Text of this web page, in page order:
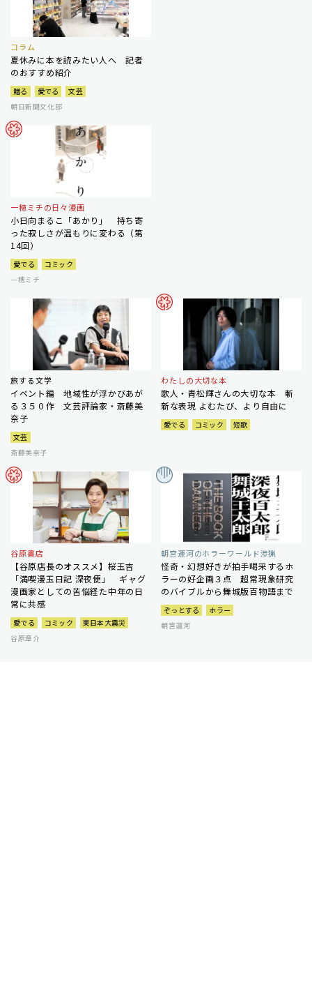
コラム
夏休みに本を読みたい人へ 記者
のおすすめ紹介
贈る 愛でる
文芸
朝日新聞文化部
一穂ミチの日々漫画
小日向まるこ「あかり」 持ち寄
った寂しさが温もりに変わる（第
14回）
愛でる
コミック
一穂ミチ
旅する文学
イベント編 地域性が浮かびあが
る３５０作 文芸評論家・斎藤美
奈子
文芸
斎藤美奈子
わたしの大切な本
歌人・青松輝さんの大切な本 斬
新な表現 よむたび、より自由に
愛でる コミック 短歌
谷原書店
【谷原店長のオススメ】桜玉吉
「満喫漫玉日記 深夜便」 ギャグ
漫画家としての苦悩経た中年の日
常に共感
愛でる コミック
東日本大震災
谷原章介
朝宮運河のホラーワールド渉猟
怪奇・幻想好きが拍手喝采するホ
ラーの好企画３点 超常現象研究
のバイブルから舞城版百物語まで
ぞっとする
ホラー
朝宮運河